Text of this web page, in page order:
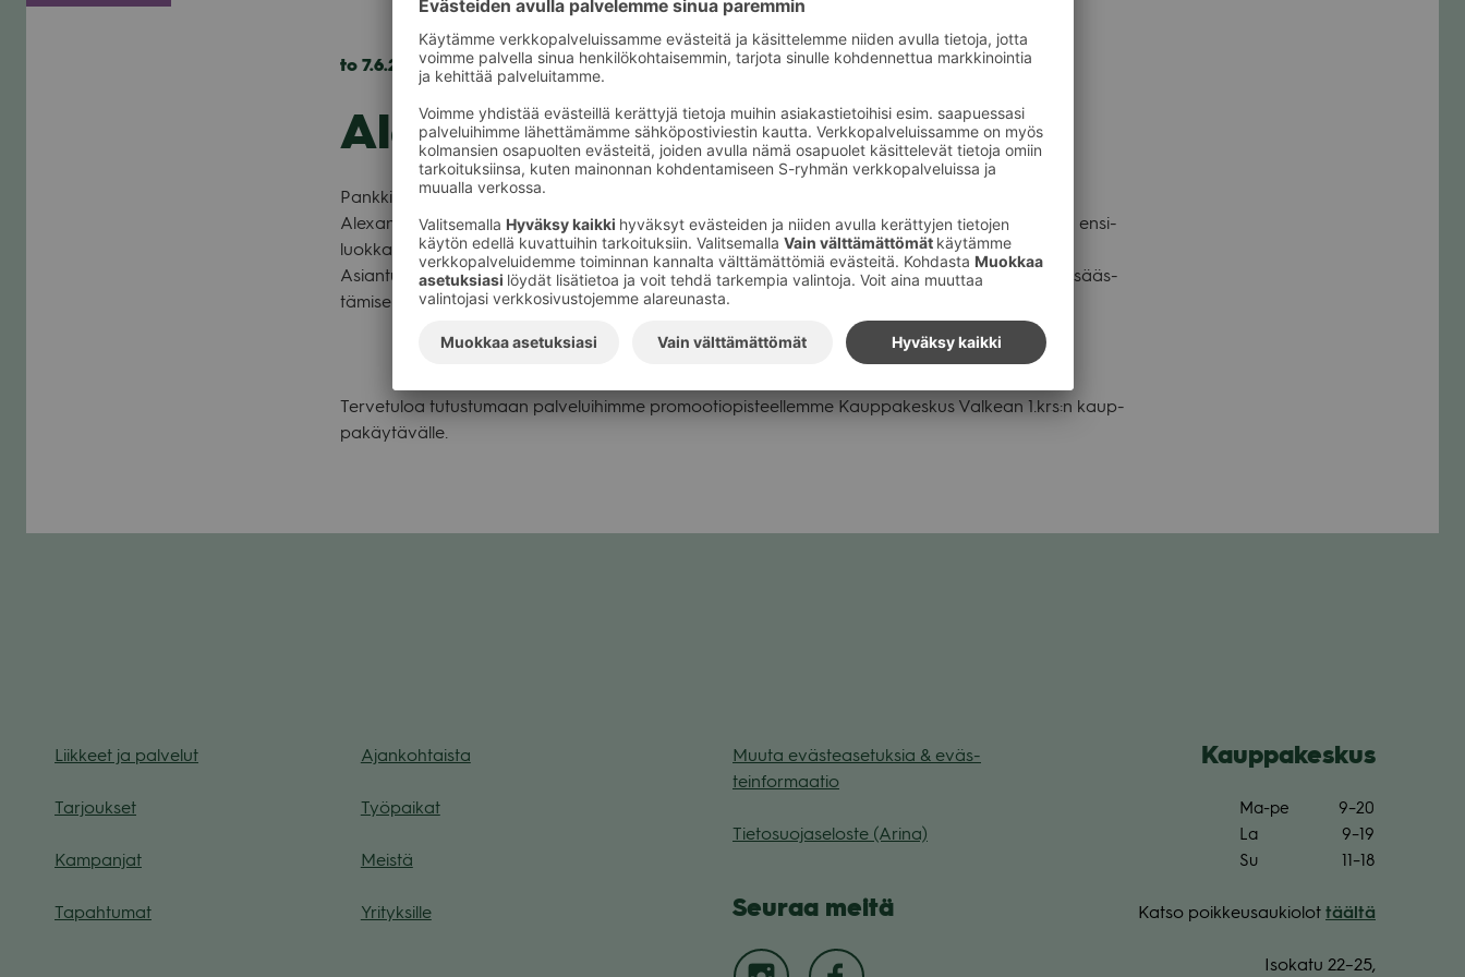
to 7.6.2018 — pe 8.6.2018
Alexandria Pankkiiriliike
Pank­kii­ri­liikeAlexandrianpro­moo­tio Val­keassa.
Alexandria tar­joaa laa­duk­kaita ja help­po­hoi­toi­sia sääs­tä­mi­sen ja sijoit­ta­mi­sen rat­kai­suja sekä ensi­
luok­kaista hen­ki­lö­koh­taista pal­ve­lua.
Asian­tun­teva ja pal­ve­lual­tis hen­ki­lö­kun­tamme aut­taa löy­tä­mään juuri sinun tar­pei­siisi sopi­vat sääs­
tä­mi­sen ja sijoit­ta­mi­sen rat­kai­sut.
Ter­ve­tu­loa tutus­tu­maan pal­ve­lui­himme pro­moo­tio­pis­teel­lemme Kaup­pa­kes­kus Val­kean 1.krs:n kaup­
pa­käy­tä­välle.
Liik­keet ja pal­ve­lut
Tar­jouk­set
Kam­pan­jat
Tapah­tu­mat
Ajan­koh­taista
Työ­pai­kat
Meistä
Yri­tyk­sille
Muuta eväs­tea­se­tuk­sia & eväs­
tein­for­maa­tio
Tie­to­suo­ja­se­loste (Arina)
Seu­raa meitä
Kaup­pa­kes­kus
Ma-pe
9–20
La
9–19
Su
11–18
Katso poik­keus­au­kio­lot täältä
Iso­katu 22–25,